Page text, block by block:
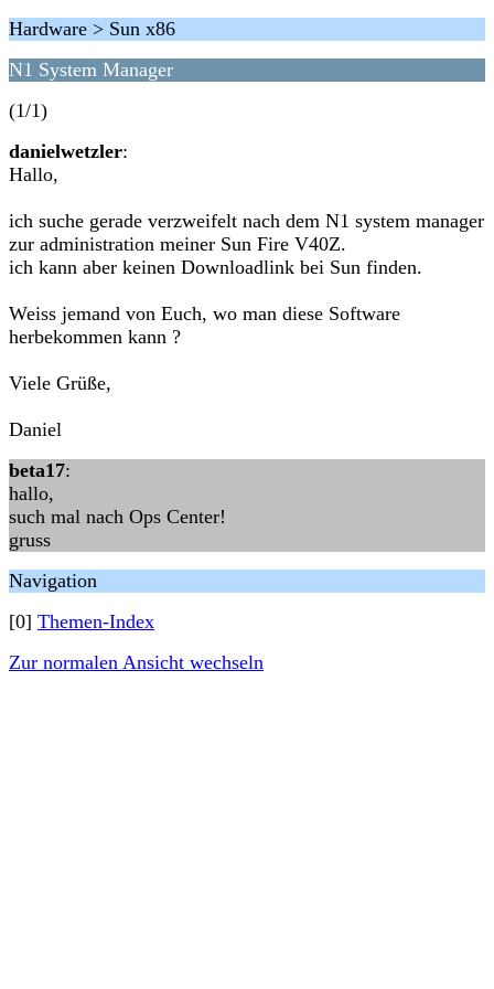
Hardware > Sun x86
N1 System Manager
(1/1)
danielwetzler:
Hallo,
ich suche gerade verzweifelt nach dem N1 system manager
zur administration meiner Sun Fire V40Z.
ich kann aber keinen Downloadlink bei Sun finden.
Weiss jemand von Euch, wo man diese Software
herbekommen kann ?
Viele Grüße,
Daniel
beta17:
hallo,
such mal nach Ops Center!
gruss
Navigation
[0] Themen-Index
Zur normalen Ansicht wechseln